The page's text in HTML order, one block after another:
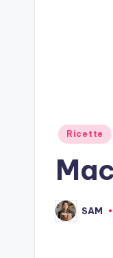
Posted
Ricette
Posted
by
SAM